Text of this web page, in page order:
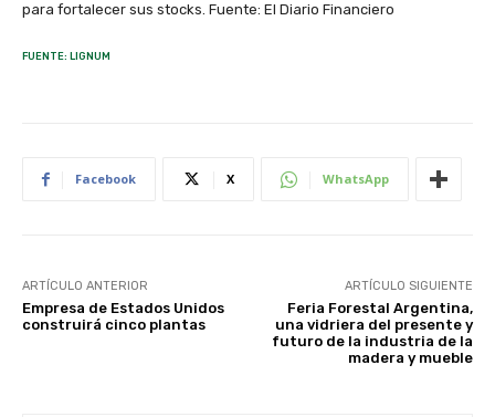
para fortalecer sus stocks. Fuente: El Diario Financiero
FUENTE: LIGNUM
Facebook X WhatsApp
ARTÍCULO ANTERIOR
Empresa de Estados Unidos
construirá cinco plantas
ARTÍCULO SIGUIENTE
Feria Forestal Argentina,
una vidriera del presente y
futuro de la industria de la
madera y mueble